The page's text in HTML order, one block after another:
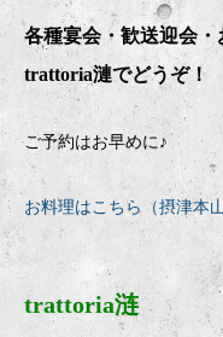
各種宴会・歓送迎会
trattoria漣でどうぞ！
ご予約はお早めに♪
お料理はこちら（摂津本
trattoria涟